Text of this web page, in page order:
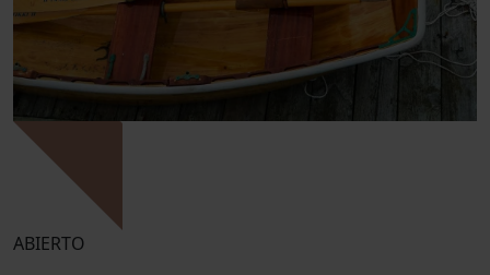
ABIERTO